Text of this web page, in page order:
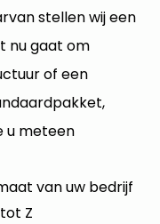
stellen wij een
nu gaat om
of een
u meteen
van uw bedrijf
Z